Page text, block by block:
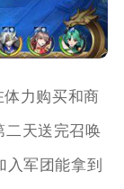
力购买和商
二天送完召唤
入军团能拿到